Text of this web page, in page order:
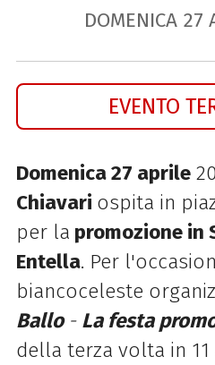
DOMENICA 27
EVENTO
Domenica 27 aprile
Chiavari ospita in
per la promozione in
Entella. Per
biancoceleste
Ballo - La festa
della terza volta in